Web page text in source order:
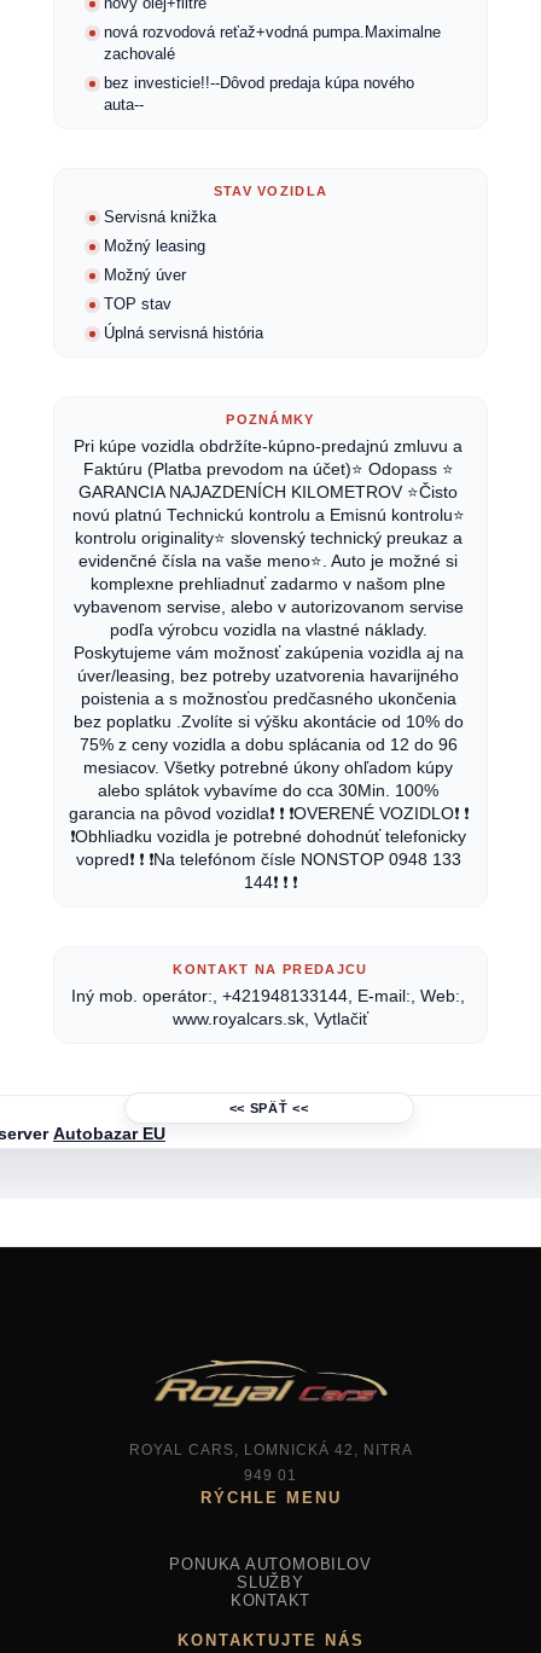
nová rozvodová reťaž+vodná pumpa.Maximalne
zachovalé
bez investicie!!--Dôvod predaja kúpa nového
auta--
STAV VOZIDLA
Servisná knižka
Možný leasing
Možný úver
TOP stav
Úplná servisná história
POZNÁMKY
Pri kúpe vozidla obdržíte-kúpno-predajnú zmluvu a
Faktúru (Platba prevodom na účet)⭐ Odopass ⭐
GARANCIA NAJAZDENÍCH KILOMETROV ⭐Čisto
novú platnú Technickú kontrolu a Emisnú kontrolu⭐
kontrolu originality⭐ slovenský technický preukaz a
evidenčné čísla na vaše meno⭐. Auto je možné si
komplexne prehliadnuť zadarmo v našom plne
vybavenom servise, alebo v autorizovanom servise
podľa výrobcu vozidla na vlastné náklady.
Poskytujeme vám možnosť zakúpenia vozidla aj na
úver/leasing, bez potreby uzatvorenia havarijného
poistenia a s možnosťou predčasného ukončenia
bez poplatku .Zvolíte si výšku akontácie od 10% do
75% z ceny vozidla a dobu splácania od 12 do 96
mesiacov. Všetky potrebné úkony ohľadom kúpy
alebo splátok vybavíme do cca 30Min. 100%
garancia na pôvod vozidla❗ ❗ ❗OVERENÉ VOZIDLO❗ ❗
❗Obhliadku vozidla je potrebné dohodnúť telefonicky
vopred❗ ❗ ❗Na telefónom čísle NONSTOP 0948 133
144❗ ❗ ❗
KONTAKT NA PREDAJCU
Iný mob. operátor:, +421948133144, E-mail:, Web:,
www.royalcars.sk, Vytlačiť
Autobazar EU
<< SPÄŤ <<
ROYAL CARS, LOMNICKÁ 42, NITRA
949 01
PONUKA AUTOMOBILOV
SLUŽBY
KONTAKT
KONTAKTUJTE NÁS